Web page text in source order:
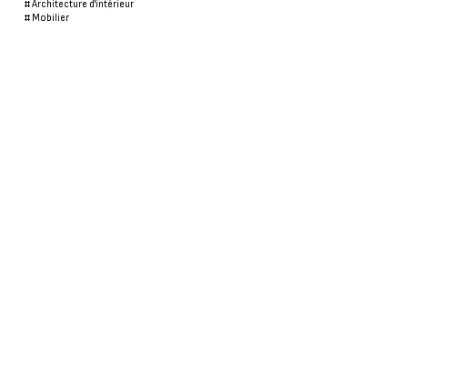
#Architecture d'intérieur
# Mobilier